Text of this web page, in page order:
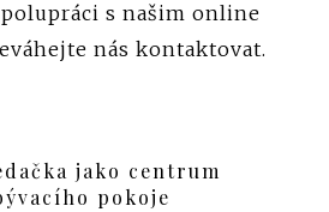
s našim online
nás kontaktovat.
jako centrum
pokoje